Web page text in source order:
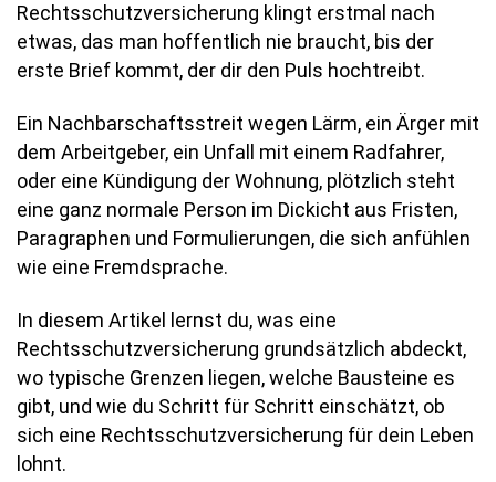
Rechtsschutzversicherung klingt erstmal nach
etwas, das man hoffentlich nie braucht, bis der
erste Brief kommt, der dir den Puls hochtreibt.
Ein Nachbarschaftsstreit wegen Lärm, ein Ärger mit
dem Arbeitgeber, ein Unfall mit einem Radfahrer,
oder eine Kündigung der Wohnung, plötzlich steht
eine ganz normale Person im Dickicht aus Fristen,
Paragraphen und Formulierungen, die sich anfühlen
wie eine Fremdsprache.
In diesem Artikel lernst du, was eine
Rechtsschutzversicherung grundsätzlich abdeckt,
wo typische Grenzen liegen, welche Bausteine es
gibt, und wie du Schritt für Schritt einschätzt, ob
sich eine Rechtsschutzversicherung für dein Leben
lohnt.